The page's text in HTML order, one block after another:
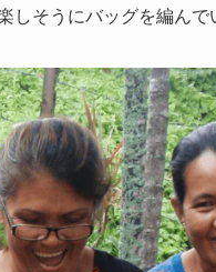
そうにバッグを編んで